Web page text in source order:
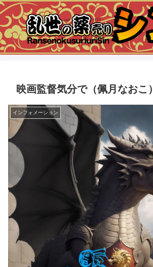
映画監督気分で（佩月なおこ）
インフォメーション